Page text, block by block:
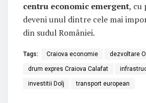
centru economic emergent, cu
deveni unul dintre cele mai
din sudul României.
Tags: Craiova economie dezvoltare
drum expres Craiova Calafat
investitii Dolj transport european